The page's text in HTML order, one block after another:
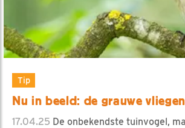
Tip
Nu in beeld: de grauwe
17.04.25 De onbekendste tuinvogel,